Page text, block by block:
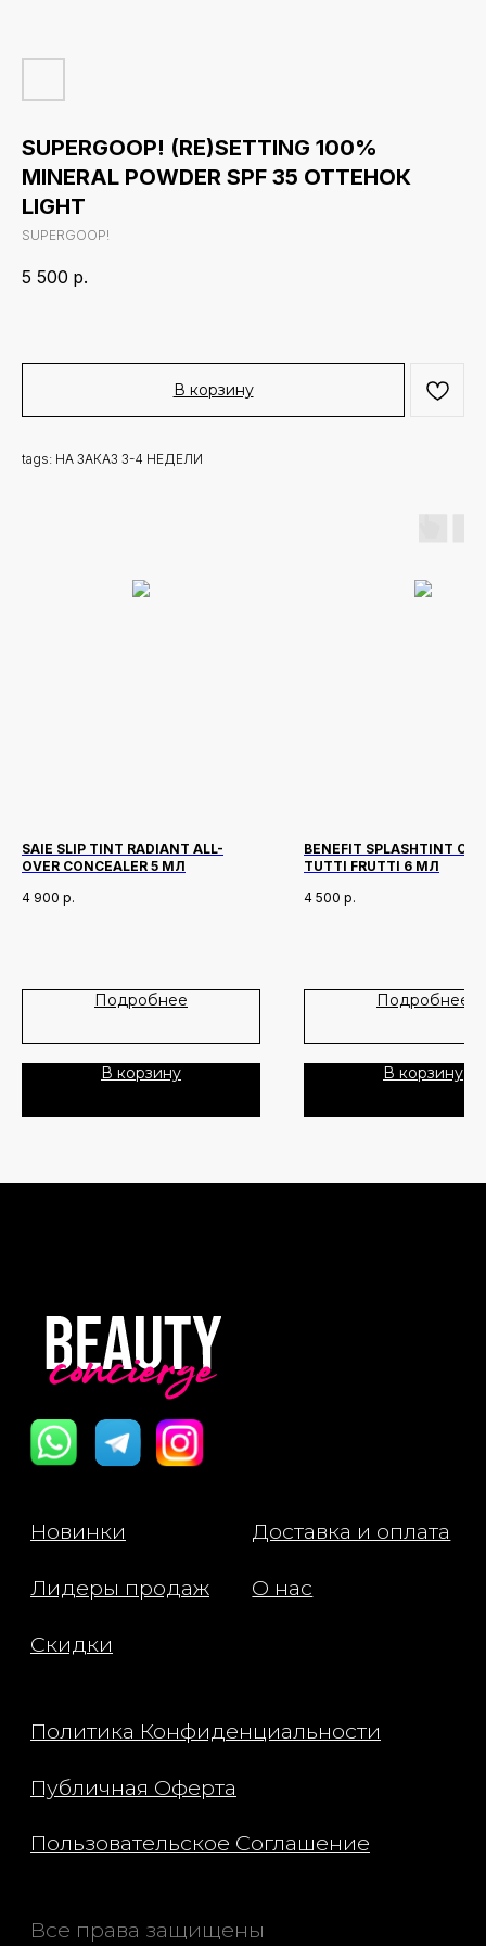
SUPERGOOP! (RE)SETTING 100%
MINERAL POWDER SPF 35 ОТТЕНОК
LIGHT
SUPERGOOP!
5 500 р.
В корзину
tags: НА ЗАКАЗ 3-4 НЕДЕЛИ
SAIE SLIP TINT RADIANT ALL-
OVER CONCEALER 5 МЛ
4 900 р.
Подробнее
В корзину
BENEFIT SPLASHTINT
TUTTI FRUTTI 6 МЛ
4 500 р.
Подробнее
В корзину
О нас
Лидеры продаж